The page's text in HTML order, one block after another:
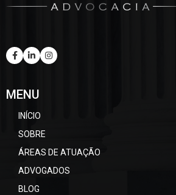
MENU
INÍCIO
SOBRE
ÁREAS DE ATUAÇÃO
ADVOGADOS
BLOG